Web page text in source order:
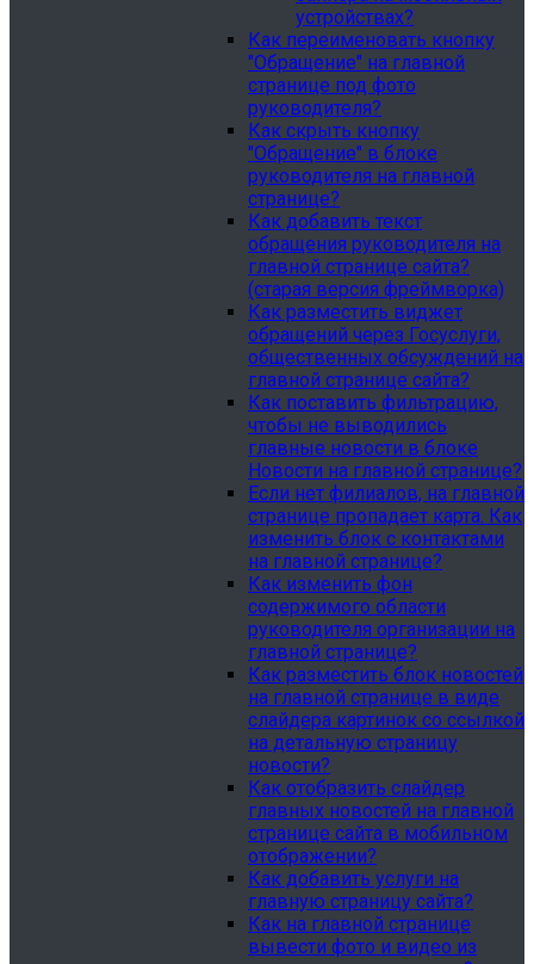
устройствах?
Как переименовать кнопку
"Обращение" на главной
странице под фото
руководителя?
Как скрыть кнопку
"Обращение" в блоке
руководителя на главной
странице?
Как добавить текст
обращения руководителя на
главной странице сайта?
(старая версия фреймворка)
Как разместить виджет
обращений через Госуслуги,
общественных обсуждений на
главной странице сайта?
Как поставить фильтрацию,
чтобы не выводились
главные новости в блоке
Новости на главной странице?
Если нет филиалов, на главной
странице пропадает карта. Как
изменить блок с контактами
на главной странице?
Как изменить фон
содержимого области
руководителя организации на
главной странице?
Как разместить блок новостей
на главной странице в виде
слайдера картинок со ссылкой
на детальную страницу
новости?
Как отобразить слайдер
главных новостей на главной
странице сайта в мобильном
отображении?
Как добавить услуги на
главную страницу сайта?
Как на главной странице
вывести фото и видео из